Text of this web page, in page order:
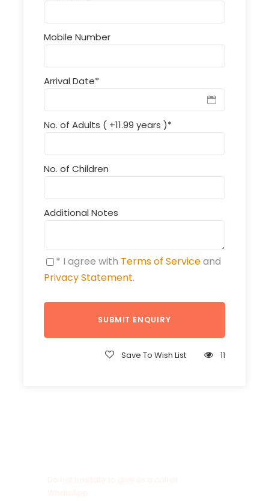
Mobile Number
Arrival Date*
No. of Adults ( +11.99 years )*
No. of Children
Additional Notes
* I agree with Terms of Serviceand
Privacy Statement.
Save To Wish List 11